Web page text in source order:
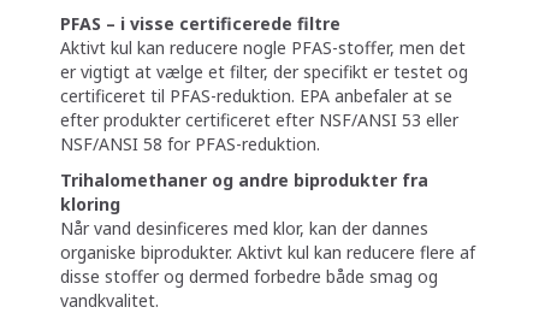
PFAS – i visse certificerede filtre
Aktivt kul kan reducere nogle PFAS-stoffer, men det
er vigtigt at vælge et filter, der specifikt er testet og
certificeret til PFAS-reduktion. EPA anbefaler at se
efter produkter certificeret efter NSF/ANSI 53 eller
NSF/ANSI 58 for PFAS-reduktion.
Trihalomethaner og andre biprodukter fra
kloring
Når vand desinficeres med klor, kan der dannes
organiske biprodukter. Aktivt kul kan reducere flere af
disse stoffer og dermed forbedre både smag og
vandkvalitet.